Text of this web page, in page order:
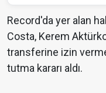
Record'da yer alan
Costa, Kerem
transferine izin
tutma kararı aldı.